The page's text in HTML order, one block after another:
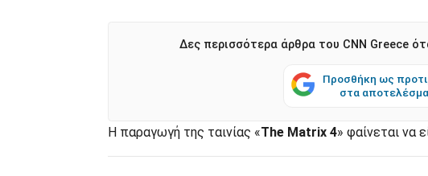
Δες περισσότερα άρθρα του CNN Greece
Προσθήκη ως
στα
Η παραγωγή της ταινίας «The Matrix 4» φαίνεται να